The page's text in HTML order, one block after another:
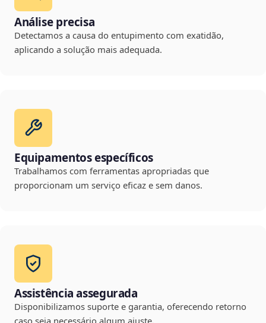
Análise precisa
Detectamos a causa do entupimento com exatidão,
aplicando a solução mais adequada.
Equipamentos específicos
Trabalhamos com ferramentas apropriadas que
proporcionam um serviço eficaz e sem danos.
Assistência assegurada
Disponibilizamos suporte e garantia, oferecendo retorno